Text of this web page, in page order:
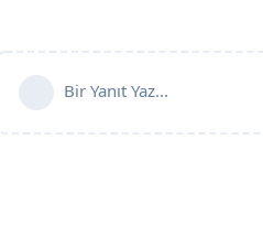
Bir Yanıt Yaz...